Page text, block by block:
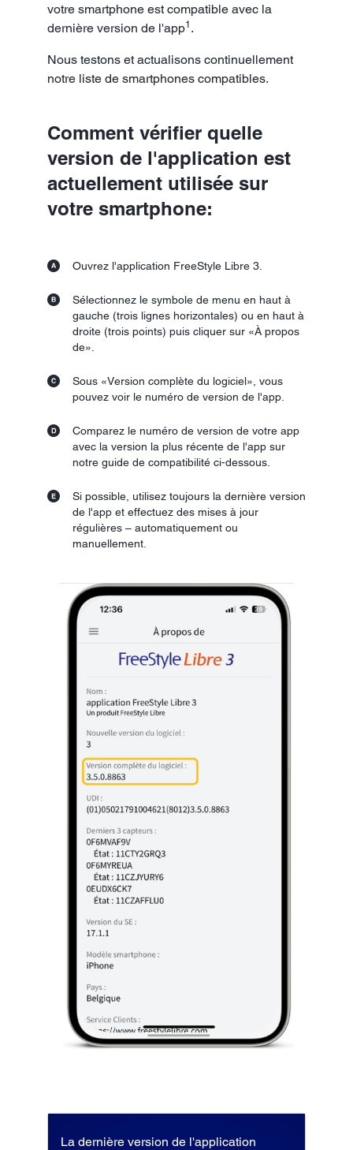
votre smartphone est compatible avec la
dernière version de l'app1 .
Nous testons et actualisons continuellement
notre liste de smartphones compatibles.
Comment vérifier quelle
version de l'application est
actuellement utilisée sur
votre smartphone:
Ouvrez l'application FreeStyle Libre 3.
Sélectionnez le symbole de menu en haut à
gauche (trois lignes horizontales) ou en haut à
droite (trois points) puis cliquer sur «À propos
de».
Sous «Version complète du logiciel», vous
pouvez voir le numéro de version de l'app.
Comparez le numéro de version de votre app
avec la version la plus récente de l'app sur
notre guide de compatibilité ci-dessous.
Si possible, utilisez toujours la dernière version
de l'app et effectuez des mises à jour
régulières – automatiquement ou
manuellement.
La dernière version de l'application